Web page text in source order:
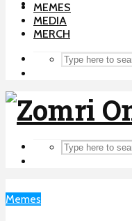
MEMES
MEDIA
MERCH
Memes